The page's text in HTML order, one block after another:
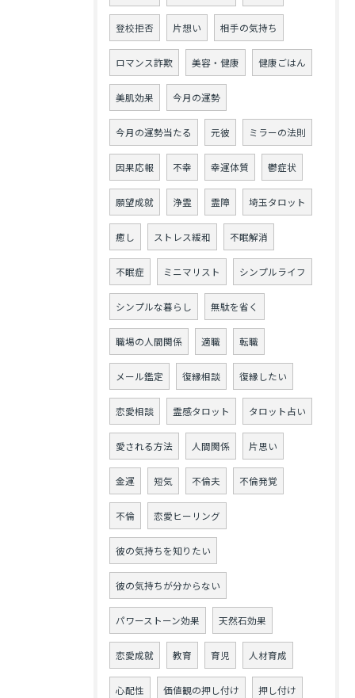
登校拒否 片想い 相手の気持ち
ロマンス詐欺 美容・健康 健康ごはん
美肌効果 今月の運勢
今月の運勢当たる 元彼 ミラーの法則
因果応報 不幸 幸運体質 鬱症状
願望成就 浄霊 霊障 埼玉タロット
癒し ストレス緩和 不眠解消
不眠症 ミニマリスト シンプルライフ
シンプルな暮らし 無駄を省く
職場の人間関係 適職 転職
メール鑑定 復縁相談 復縁したい
恋愛相談 霊感タロット タロット占い
愛される方法 人間関係 片思い
金運 短気 不倫夫 不倫発覚
不倫 恋愛ヒーリング
彼の気持ちを知りたい
彼の気持ちが分からない
パワーストーン効果 天然石効果
恋愛成就 教育 育児 人材育成
心配性 価値観の押し付け 押し付け